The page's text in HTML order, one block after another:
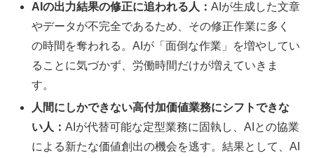
AIの出力結果の修正に追われる人：AIが生成した文章
やデータが不完全であるため、その修正作業に多く
の時間を奪われる。AIが「面倒な作業」を増やしてい
ることに気づかず、労働時間だけが増えていきま
す。
人間にしかできない高付加価値業務にシフトできな
い人：AIが代替可能な定型業務に固執し、AIとの協業
による新たな価値創出の機会を逃す。結果として、AI